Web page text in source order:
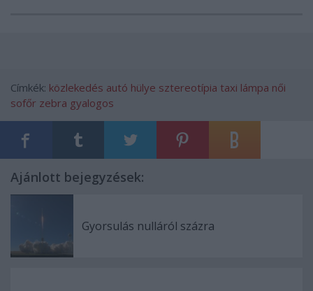
Címkék: közlekedés autó hülye sztereotípia taxi lámpa női
sofőr zebra gyalogos
Ajánlott bejegyzések:
Gyorsulás nulláról százra